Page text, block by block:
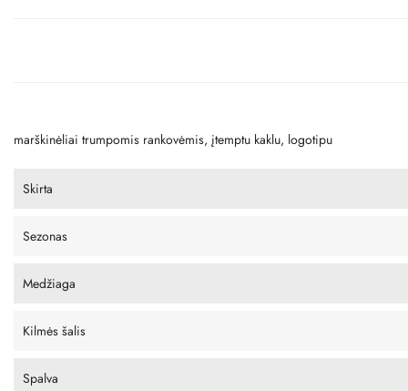
marškinėliai trumpomis rankovėmis, įtemptu kaklu, logotipu
Skirta
Sezonas
Medžiaga
Kilmės šalis
Spalva